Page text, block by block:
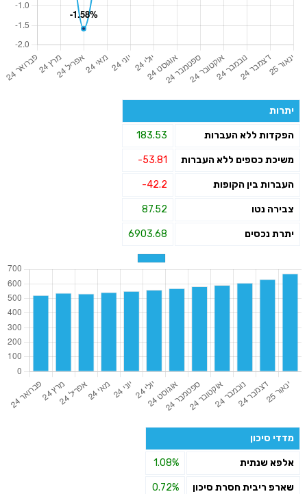
יתרות
הפקדות ללא העברות 183.53
משיכת כספים ללא העברות -53.81
העברות בין הקופות -42.2
צבירה נטו 87.52
יתרת נכסים 6903.68
מדדי סיכון
אלפא שנתית 1.08%
שארפ ריבית חסרת סיכון 0.72%